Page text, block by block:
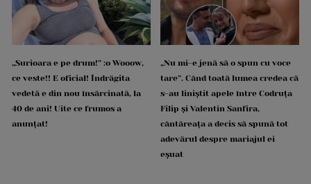
„Surioara e pe drum!” :o Wooow,
ce veste!! E oficial! Îndrăgita
vedetă e din nou însărcinată, la
40 de ani! Uite ce frumos a
anunțat!
„Nu mi-e jenă să o spun cu voce
tare”. Când toată lumea credea că
s-au liniștit apele între Codruța
Filip și Valentin Sanfira,
cântăreața a decis să spună tot
adevărul despre mariajul ei
eșuat